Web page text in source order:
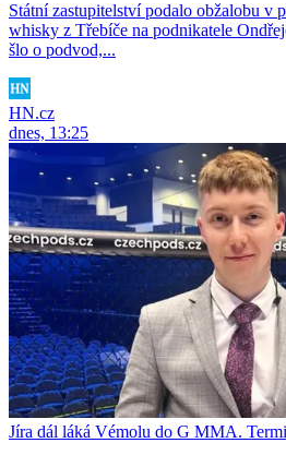
Státní zastupitelství podalo obžalobu v
whisky z Třebíče na podnikatele
šlo o podvod,...
HN.cz
dnes, 13:25
Jíra dál láká Vémolu do G MMA.